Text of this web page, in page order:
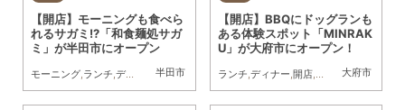
半田市
【開店】モーニングも食べら
れるサガミ!?「和食麺処サガ
ミ」が半田市にオープン
モーニング ランチ ディナー ,開店 大府市
【開店】BBQにドッグランも
ある体験スポット「MINRAK
U」が大府市にオープン！
ランチ ディナー 開店, アウトドア,自然